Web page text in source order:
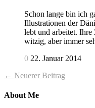
Schon lange bin ich
Illustrationen der
lebt und arbeitet.
witzig, aber immer
0 22. Januar 2014
← Neuerer Beitrag
About Me